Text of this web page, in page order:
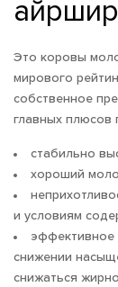
Это коровы
мирового
собственное
главных плюсов
стабильно
хороший
и условиям
эффективное
снижении
снижаться